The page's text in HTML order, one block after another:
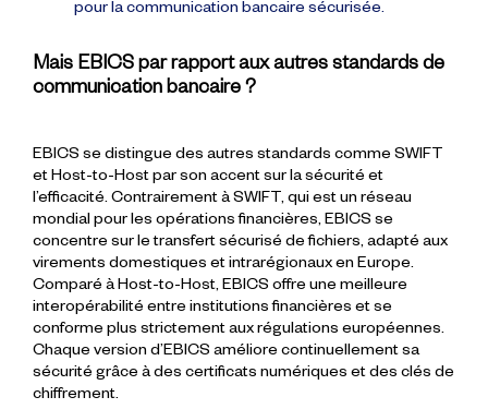
pour la communication bancaire sécurisée.
Mais EBICS par rapport aux autres standards de
communication bancaire ?
EBICS se distingue des autres standards comme SWIFT
et Host-to-Host par son accent sur la sécurité et
l’efficacité. Contrairement à SWIFT, qui est un réseau
mondial pour les opérations financières, EBICS se
concentre sur le transfert sécurisé de fichiers, adapté aux
virements domestiques et intrarégionaux en Europe.
Comparé à Host-to-Host, EBICS offre une meilleure
interopérabilité entre institutions financières et se
conforme plus strictement aux régulations européennes.
Chaque version d’EBICS améliore continuellement sa
sécurité grâce à des certificats numériques et des clés de
chiffrement.